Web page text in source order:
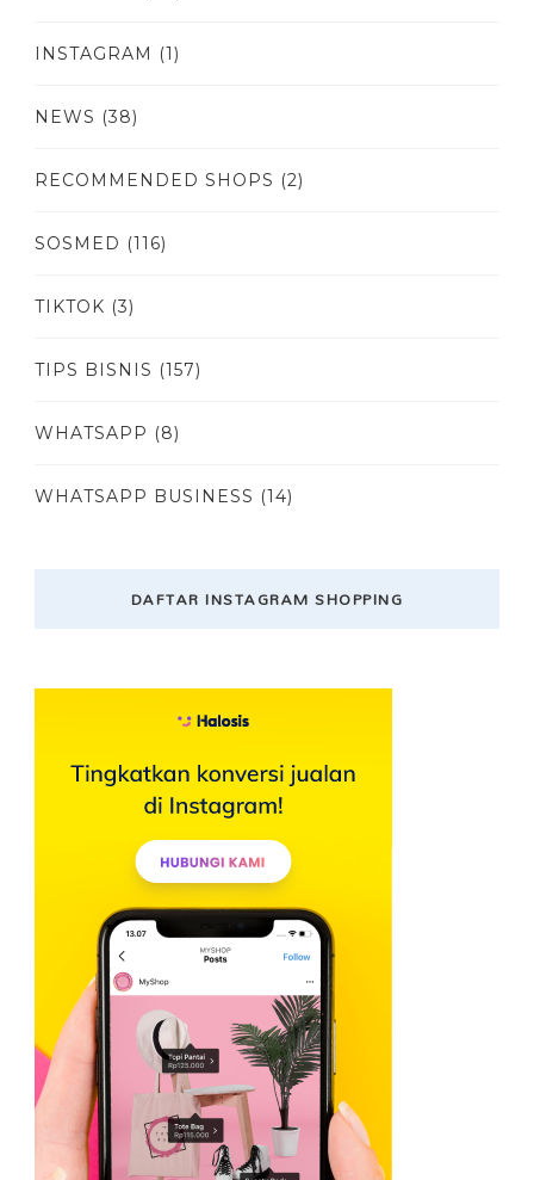
INSTAGRAM (1)
NEWS (38)
RECOMMENDED SHOPS (2)
SOSMED (116)
TIKTOK (3)
TIPS BISNIS (157)
WHATSAPP (8)
WHATSAPP BUSINESS (14)
DAFTAR INSTAGRAM SHOPPING